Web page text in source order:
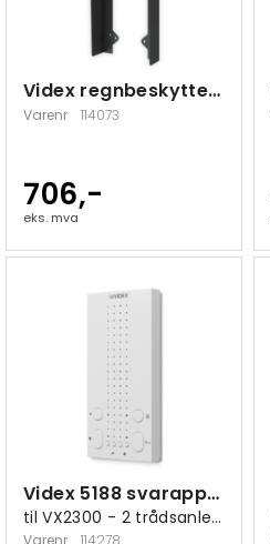
Videx regnbeskyttelse 3 moduler påvegg
Varenr 114073
706,-
eks. mva
Videx 5188 svarapparat audio
til VX2300 - 2 trådsanlegg
Varenr 114278